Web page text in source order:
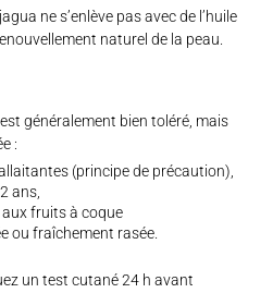
ne s’enlève pas avec de l’huile
naturel de la peau.
généralement bien toléré, mais
:
(principe de précaution),
ans,
fruits à coque
ou fraîchement rasée.
un test cutané 24 h avant